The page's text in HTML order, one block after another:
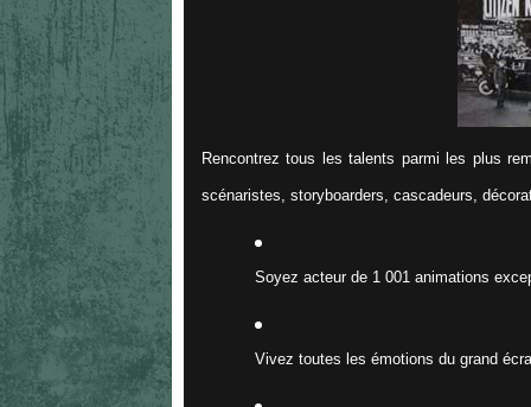
Rencontrez tous les talents parmi les plus
scénaristes, storyboarders, cascadeurs,
Soyez acteur de 1 001 animations
Vivez toutes les émotions du grand